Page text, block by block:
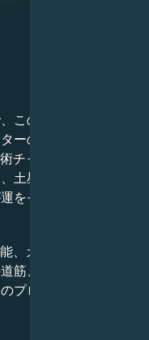
この有名人の出生図
ーの成功物語の一端
チャート分析を以下
土星が規律を、天王
をそれぞれ定義して
、カリスマ性、キャ
筋、そして恋愛にお
プロフィールを探索